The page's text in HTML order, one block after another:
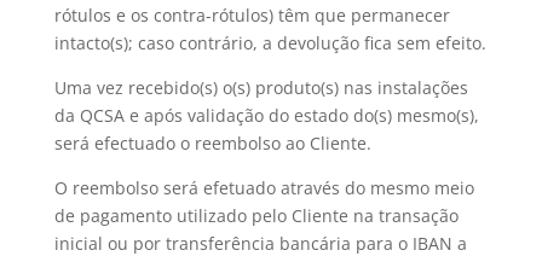
rótulos e os contra-rótulos) têm que permanecer
intacto(s); caso contrário, a devolução fica sem efeito.
Uma vez recebido(s) o(s) produto(s) nas instalações
da QCSA e após validação do estado do(s) mesmo(s),
será efectuado o reembolso ao Cliente.
O reembolso será efetuado através do mesmo meio
de pagamento utilizado pelo Cliente na transação
inicial ou por transferência bancária para o IBAN a